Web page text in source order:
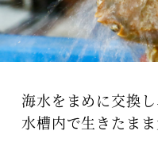
海水をまめに交換し
水槽内で生きたまま